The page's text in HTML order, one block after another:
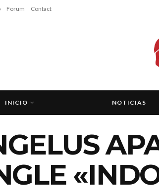
Forum Contact
INICIO NOTICIAS